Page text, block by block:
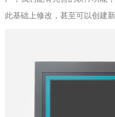
此基础上修改，甚至可以创建